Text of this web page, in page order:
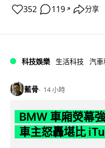
352 119 ↗ 分享
科技娛樂 生活科技 汽車
藍骨 14 小時
BMW 車廂熒幕
車主怒轟堪比